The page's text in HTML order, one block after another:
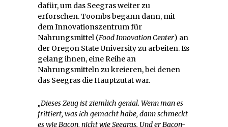
dafür, um das Seegras weiter zu
erforschen. Toombs begann dann, mit
dem Innovationszentrum für
Nahrungsmittel (Food Innovation Center) an
der Oregon State University zu arbeiten. Es
gelang ihnen, eine Reihe an
Nahrungsmitteln zu kreieren, bei denen
das Seegras die Hauptzutat war.
„Dieses Zeug ist ziemlich genial. Wenn man es
frittiert, was ich gemacht habe, dann schmeckt
es wie Bacon, nicht wie Seegras. Und er Bacon-